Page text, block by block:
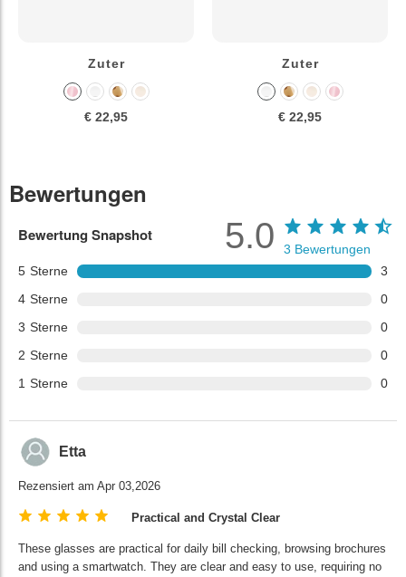
Zuter
€ 22,95
Zuter
€ 22,95
Bewertungen
Bewertung Snapshot
5 Sterne
3
4 Sterne
0
3 Sterne
0
2 Sterne
0
1 Sterne 0
5.0 3 Bewertungen
Etta
Rezensiert am Apr 03,2026
Practical and Crystal Clear
These glasses are practical for daily bill checking, browsing brochures
and using a smartwatch. They are clear and easy to use, requiring no